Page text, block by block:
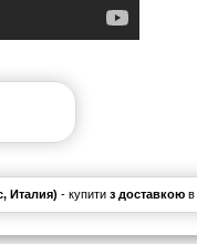
Италия) - купити з доставкоюв